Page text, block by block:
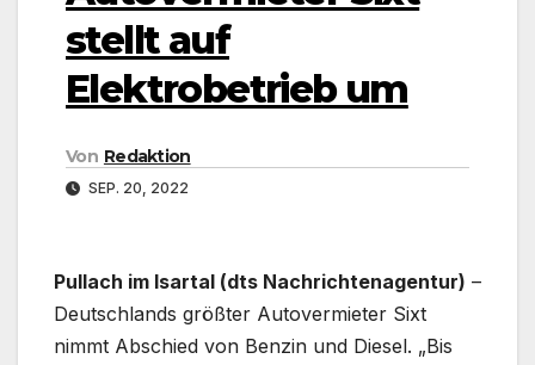
stellt auf
Elektrobetrieb um
Von Redaktion
SEP. 20, 2022
Pullach im Isartal (dts Nachrichtenagentur) –
Deutschlands größter Autovermieter Sixt
nimmt Abschied von Benzin und Diesel. „Bis